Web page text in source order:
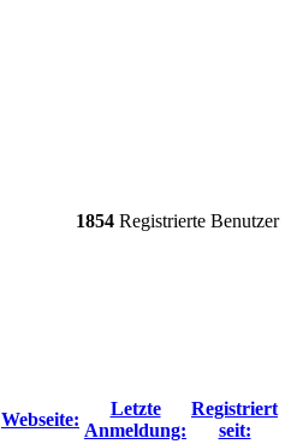
1854 Registrierte Benutzer
Webseite:
Letzte
Anmeldung:
Registriert
seit: